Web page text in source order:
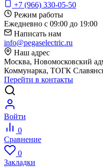
+7 (966) 330-05-50
Режим работы
Ежедневно с 09:00 до 19:00
Написать нам
info@pegaselectric.ru
Наш адрес
Москва, Новомосковский
Коммунарка, ТОГК
Перейти в контакты
Войти
0
Сравнение
0
Закладки